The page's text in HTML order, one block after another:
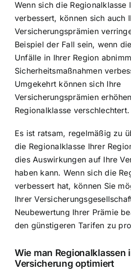
Wenn sich die Regionalklasse
verbessert, können sich auch
Versicherungsprämien
Beispiel der Fall sein, wenn
Unfälle in Ihrer Region
Sicherheitsmaßnahmen
Umgekehrt können sich Ihre
Versicherungsprämien
Regionalklasse verschlechtert.
Es ist ratsam, regelmäßig zu
die Regionalklasse Ihrer
dies Auswirkungen auf Ihre
haben kann. Wenn sich die
verbessert hat, können Sie
Ihrer
Neubewertung Ihrer Prämie
den günstigeren Tarifen zu
Wie man Regionalklassen
Versicherung optimiert